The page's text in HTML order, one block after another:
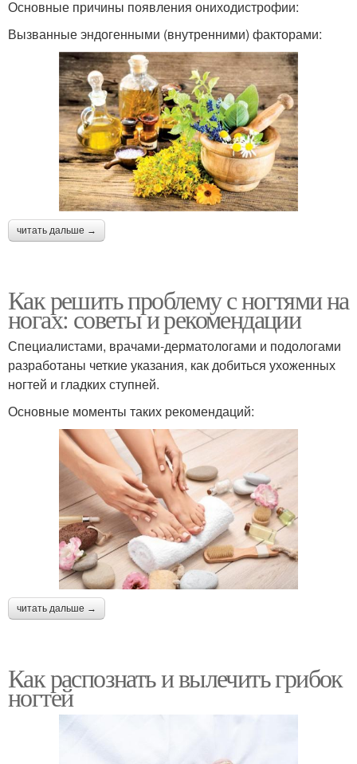
Основные причины появления ониходистрофии:
Вызванные эндогенными (внутренними) факторами:
читать дальше →
Как решить проблему с ногтями на
ногах: советы и рекомендации
Специалистами, врачами-дерматологами и подологами
разработаны четкие указания, как добиться ухоженных
ногтей и гладких ступней.
Основные моменты таких рекомендаций:
читать дальше →
Как распознать и вылечить грибок
ногтей